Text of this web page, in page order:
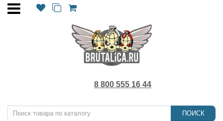
8 800 555 16 44
ПОИСК